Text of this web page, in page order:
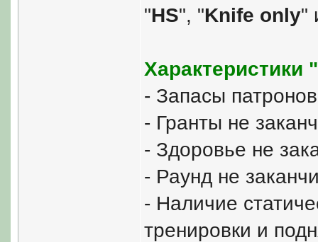
"HS", "Knife only"
Характеристики
- Запасы
- Гранты не
- Здоровье не
- Раунд не
- Наличие
тренировки и